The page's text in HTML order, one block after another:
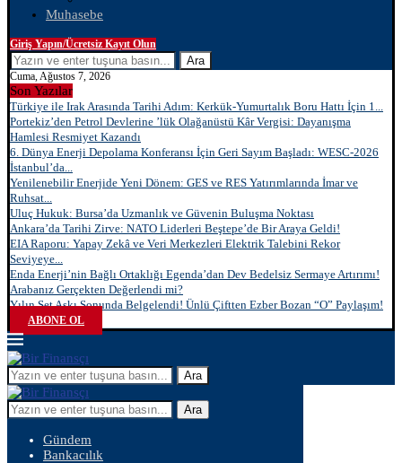
Muhasebe
Giriş Yapın/Ücretsiz Kayıt Olun
Ara
Cuma, Ağustos 7, 2026
Son Yazılar
Türkiye ile Irak Arasında Tarihi Adım: Kerkük-Yumurtalık Boru Hattı İçin 1...
Portekiz’den Petrol Devlerine ’lük Olağanüstü Kâr Vergisi: Dayanışma
Hamlesi Resmiyet Kazandı
6. Dünya Enerji Depolama Konferansı İçin Geri Sayım Başladı: WESC-2026
İstanbul’da...
Yenilenebilir Enerjide Yeni Dönem: GES ve RES Yatırımlarında İmar ve
Ruhsat...
Uluç Hukuk: Bursa’da Uzmanlık ve Güvenin Buluşma Noktası
Ankara’da Tarihi Zirve: NATO Liderleri Beştepe’de Bir Araya Geldi!
EIA Raporu: Yapay Zekâ ve Veri Merkezleri Elektrik Talebini Rekor
Seviyeye...
Enda Enerji’nin Bağlı Ortaklığı Egenda’dan Dev Bedelsiz Sermaye Artırımı!
Arabanız Gerçekten Değerlendi mi?
Yılın Set Aşkı Sonunda Belgelendi! Ünlü Çiftten Ezber Bozan “O” Paylaşım!
ABONE OL
Ara
Ara
Gündem
Bankacılık